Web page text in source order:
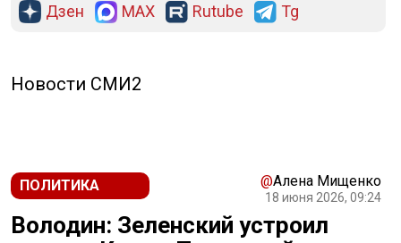
Дзен MAX Rutube Tg
Новости СМИ2
ПОЛИТИКА @Алена Мищенко
18 июня 2026, 09:24
Володин: Зеленский устроил